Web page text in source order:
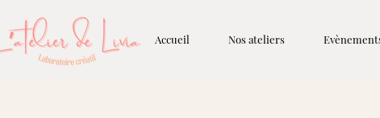
Accueil
Nos ateliers